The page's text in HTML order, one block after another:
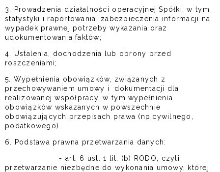
3. Prowadzenia działalności operacyjnej Spółki, w tym
statystyki i raportowania, zabezpieczenia informacji na
wypadek prawnej potrzeby wykazania oraz
udokumentowania faktów;
4. Ustalenia, dochodzenia lub obrony przed
roszczeniami;
5. Wypełnienia obowiązków, związanych z
przechowywaniem umowy i dokumentacji dla
realizowanej współpracy, w tym wypełnienia
obowiązków wskazanych w powszechnie
obowiązujących przepisach prawa (np.cywilnego,
podatkowego).
6. Podstawa prawna przetwarzania danych:
- art. 6 ust. 1 lit. (b) RODO, czyli
przetwarzanie niezbędne do wykonania umowy, której